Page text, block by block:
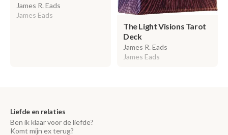
James R. Eads
James Eads
The Light Visions Tarot
Deck
James R. Eads
James Eads
Liefde en relaties
Ben ik klaar voor de liefde?
Komt mijn ex terug?